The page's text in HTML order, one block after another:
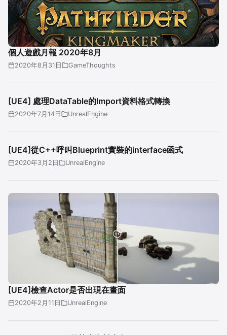
個人遊戲月報 2020年8月
2020年8月31日 GameThoughts
[UE4] 處理DataTable的Import資料格式轉換
2020年7月14日 UnrealEngine
[UE4]從C++呼叫Blueprint實裝的interface函式
2020年3月2日 UnrealEngine
[UE4]檢查Actor是否出現在畫面
2020年2月11日 UnrealEngine